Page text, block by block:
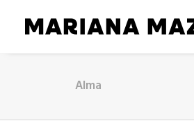
Alma